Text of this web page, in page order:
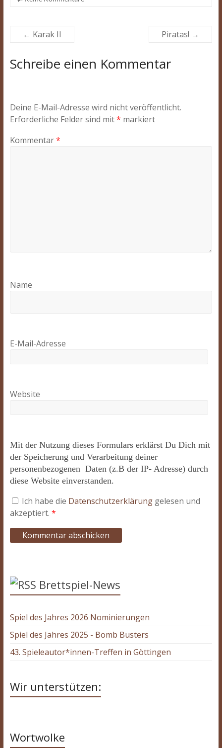
← Karak II Piratas! →
Schreibe einen Kommentar
Deine E-Mail-Adresse wird nicht veröffentlicht.
Erforderliche Felder sind mit* markiert
Kommentar*
Name
E-Mail-Adresse
Website
Mit der Nutzung dieses Formulars erklärst Du Dich mit
der Speicherung und Verarbeitung deiner
personenbezogenen Daten (z.B der IP- Adresse) durch
diese Website einverstanden.
Ich habe die Datenschutzerklärung gelesen und
akzeptiert. *
Brettspiel-News
Spiel des Jahres 2026 Nominierungen
Spiel des Jahres 2025 - Bomb Busters
43. Spieleautor*innen-Treffen in Göttingen
Wir unterstützen:
Wortwolke